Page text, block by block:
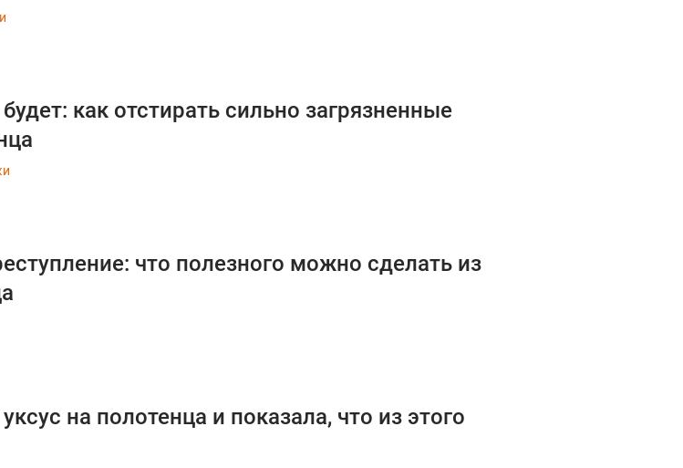
как отстирать сильно загрязненные
что полезного можно сделать из
на полотенца и показала, что из этого